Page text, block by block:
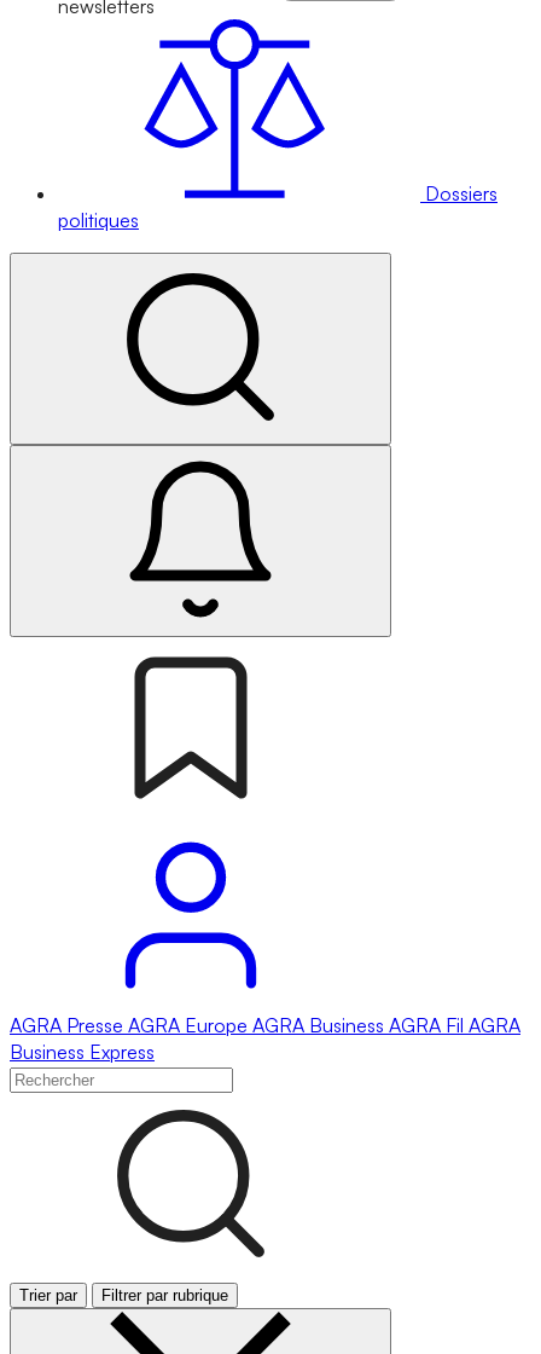
newsletters
Dossiers
politiques
AGRA Presse AGRA Europe AGRA Business AGRA Fil AGRA
Business Express
Trier par Filtrer par rubrique